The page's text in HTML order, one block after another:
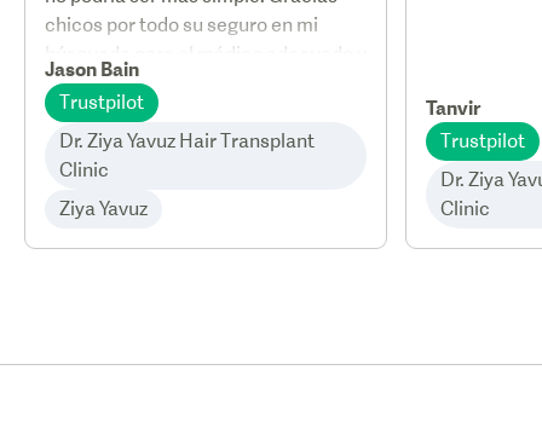
chicos por todo su seguro en mi
búsqueda para el médico adecuado y
un gran precio. 👍
Jason Bain
Trustpilot
Dr. Ziya Yavuz Hair Transplant
Clinic
Ziya Yavuz
Tanvir
Trustpilot
Dr. Ziya
Clinic